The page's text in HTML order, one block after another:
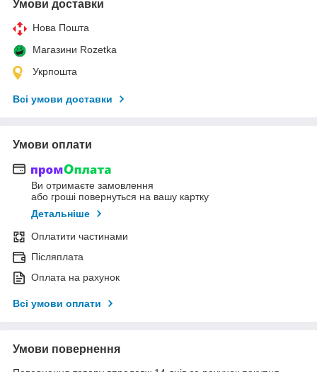
Умови доставки
Нова Пошта
Магазини Rozetka
Укрпошта
Всі умови доставки
Умови оплати
Ви отримаєте замовлення
або гроші повернуться на вашу картку
Детальніше
Оплатити частинами
Післяплата
Оплата на рахунок
Всі умови оплати
Умови повернення